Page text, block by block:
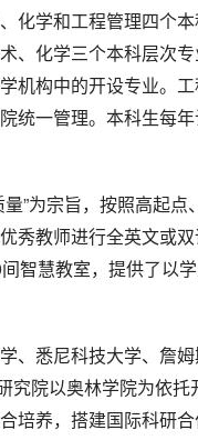
化学和工程管理四个
、化学三个本科层次
机构中的开设专业。
统一管理。本科生每
”为宗旨，按照高起
教师进行全英文或双
智慧教室，提供了以
、悉尼科技大学、詹
究院以奥林学院为依
培养，搭建国际科研